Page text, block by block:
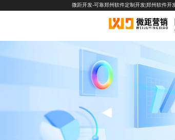
微距开发-可靠郑州软件定制开发|郑州软件